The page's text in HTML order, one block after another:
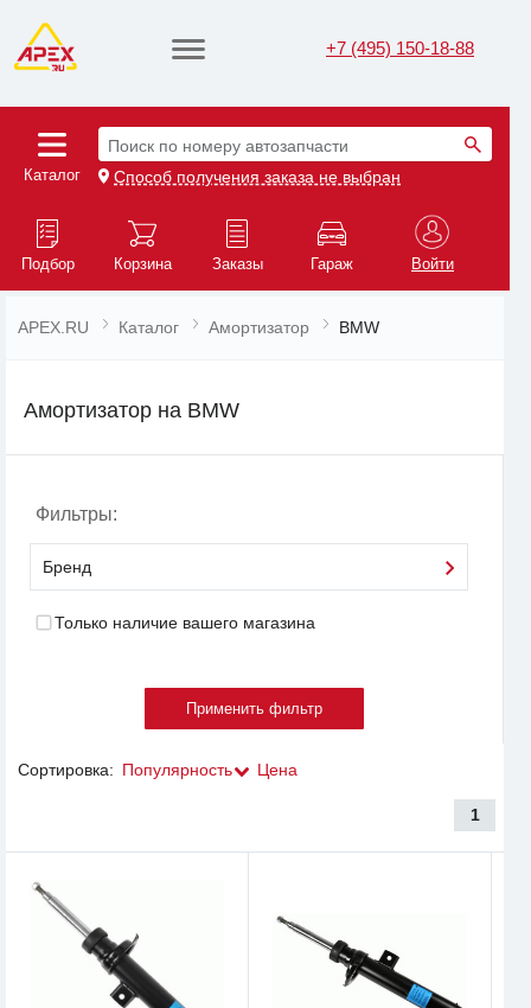
+7 (495) 150-18-88
Каталог
Поиск по номеру автозапчасти
Способ получения заказа не выбран
Подбор Корзина Заказы Гараж Войти
APEX.RU Каталог Амортизатор BMW
Амортизатор на BMW
Фильтры:
Бренд
Только наличие вашего магазина
Сортировка: Популярность Цена
1